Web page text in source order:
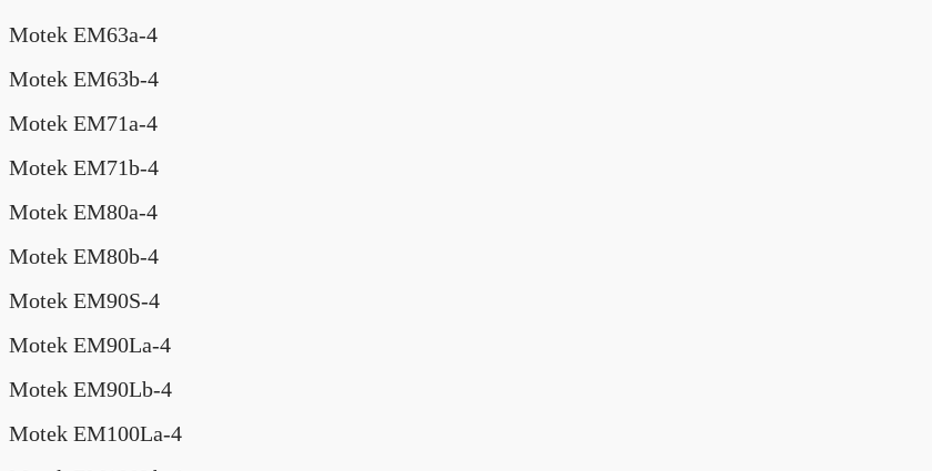
Motek EM63a-4
Motek EM63b-4
Motek EM71a-4
Motek EM71b-4
Motek EM80a-4
Motek EM80b-4
Motek EM90S-4
Motek EM90La-4
Motek EM90Lb-4
Motek EM100La-4